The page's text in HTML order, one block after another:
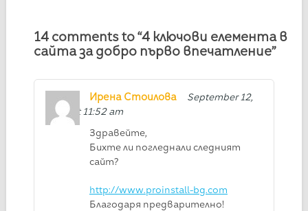
14 comments to “4 ключови елемента в
сайта за добро първо впечатление”
Ирена Стоилова
September 12,
2022 at 11:52 am
Здравейте,
Бихте ли погледнали следният
сайт?
http://www.proinstall-bg.com
Благодаря предварително!